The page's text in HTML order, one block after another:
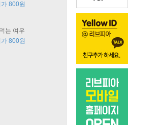
800원
는 여우
800원